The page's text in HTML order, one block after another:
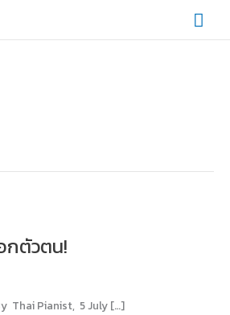
กตัวตน!
Thai Pianist, 5 July […]